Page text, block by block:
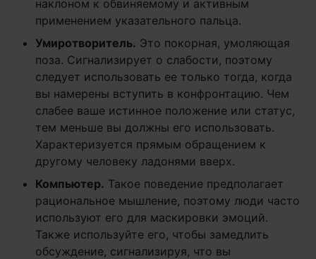
наклоном к обвиняемому и активным
применением указательного пальца.
Умиротворитель. Это покорная, умоляющая
поза. Сигнализирует о слабости, поэтому
следует использовать ее только тогда, когда
вы намерены вступить в конфронтацию. Чем
слабее ваше истинное положение или статус,
тем меньше вы должны его использовать.
Характеризуется прямым обращением к
другому человеку ладонями вверх.
Компьютер. Такое поведение предполагает
рациональное мышление, поэтому люди часто
используют его для маскировки эмоций.
Также используйте его, чтобы замедлить
обсуждение, сигнализируя, что вы